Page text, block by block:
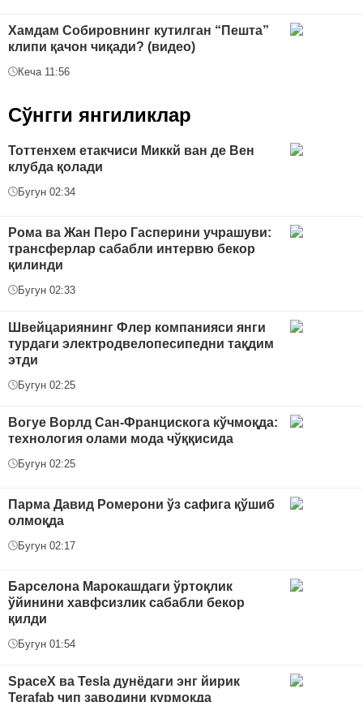
Хамдам Собировнинг кутилган “Пешта”
клипи қачон чиқади? (видео)
Кеча 11:56
Сўнгги янгиликлар
Тоттенхем етакчиси Миккй ван де Вен
клубда қолади
Бугун 02:34
Рома ва Жан Перо Гасперини учрашуви:
трансферлар сабабли интервю бекор
қилинди
Бугун 02:33
Швейцариянинг Флер компанияси янги
турдаги электродвелопесипедни тақдим
этди
Бугун 02:25
Вогуе Ворлд Сан-Францискога кўчмоқда:
технология олами мода чўққисида
Бугун 02:25
Парма Давид Ромерони ўз сафига қўшиб
олмоқда
Бугун 02:17
Барселона Марокашдаги ўртоқлик
ўйинини хавфсизлик сабабли бекор
қилди
Бугун 01:54
SpaceX ва Tesla дунёдаги энг йирик
Terafab чип заводини қурмоқда